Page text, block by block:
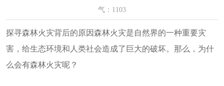
气：1103
探寻森林火灾背后的原因森林火灾是自然界的一种重要灾
害，给生态环境和人类社会造成了巨大的破坏。那么，为什
么会有森林火灾呢？